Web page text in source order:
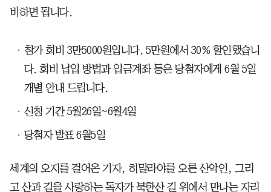
비하면 됩니다.
참가 회비 3만5000원입니다. 5만원에서 30% 할인했습니
다. 회비 납입 방법과 입금계좌 등은 당첨자에게 6월 5일
개별 안내 드립니다.
신청 기간 5월26일~6월4일
당첨자 발표 6월5일
세계의 오지를 걸어온 기자, 히말라야를 오른 산악인, 그리
고 산과 길을 사랑하는 독자가 북한산 길 위에서 만나는 자리